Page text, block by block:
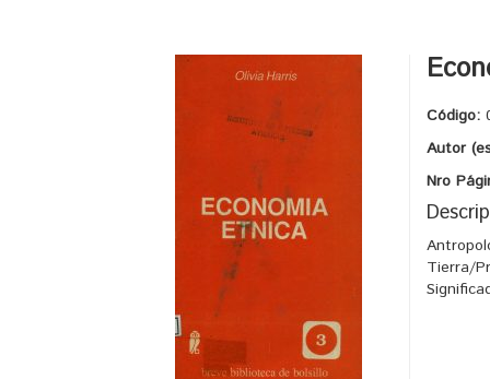
Código:
Autor
Nro
Tierra/